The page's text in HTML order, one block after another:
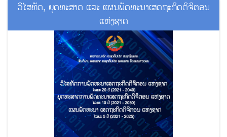
ວິໄສທັດ, ຍຸດທະສາດ ແລະ ແຜນພັດທະນາເສດຖະກິດດິຈິຕອນ
ແຫ່ງຊາດ